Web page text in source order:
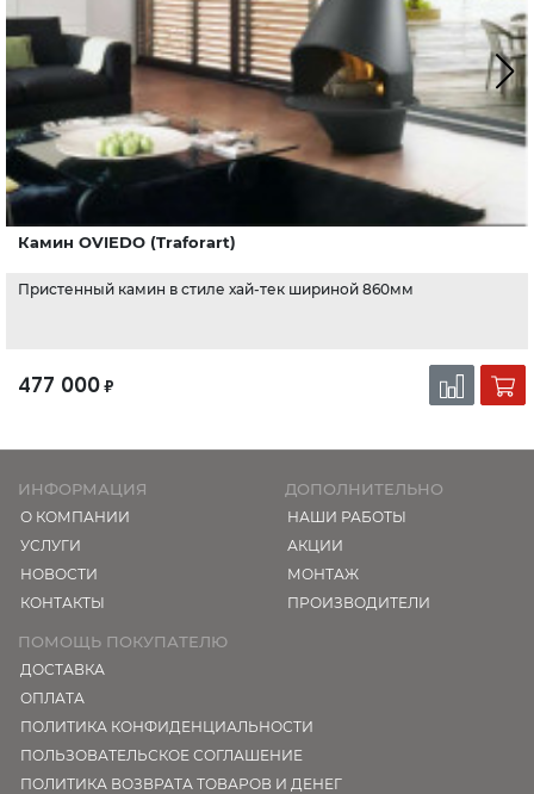
Камин OVIEDO (Traforart)
Пристенный камин в стиле хай-тек шириной 860мм
477 000₽
ИНФОРМАЦИЯ
О КОМПАНИИ
УСЛУГИ
НОВОСТИ
КОНТАКТЫ
ДОПОЛНИТЕЛЬНО
НАШИ РАБОТЫ
АКЦИИ
МОНТАЖ
ПРОИЗВОДИТЕЛИ
ПОМОЩЬ ПОКУПАТЕЛЮ
ДОСТАВКА
ОПЛАТА
ПОЛИТИКА КОНФИДЕНЦИАЛЬНОСТИ
ПОЛЬЗОВАТЕЛЬСКОЕ СОГЛАШЕНИЕ
ПОЛИТИКА ВОЗВРАТА ТОВАРОВ И ДЕНЕГ